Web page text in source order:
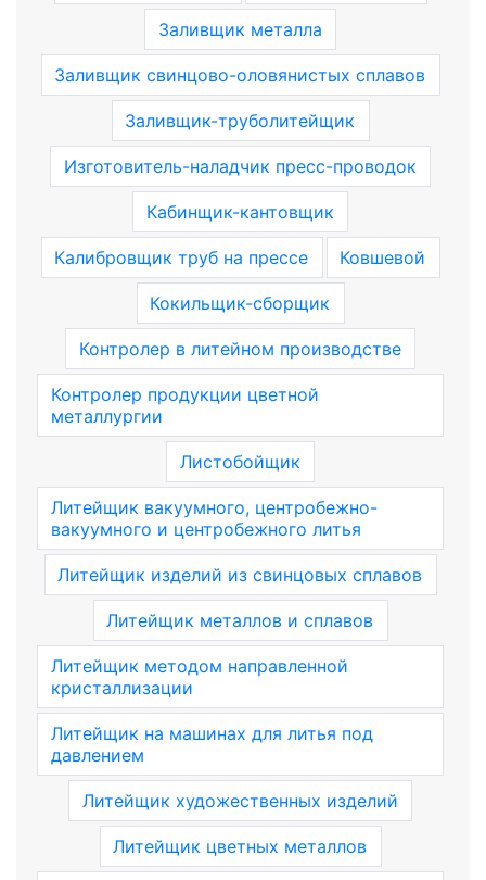
Заливщик металла
Заливщик свинцово-оловянистых сплавов
Заливщик-труболитейщик
Изготовитель-наладчик пресс-проводок
Кабинщик-кантовщик
Калибровщик труб на прессе Ковшевой
Кокильщик-сборщик
Контролер в литейном производстве
Контролер продукции цветной
металлургии
Листобойщик
Литейщик вакуумного, центробежно-
вакуумного и центробежного литья
Литейщик изделий из свинцовых сплавов
Литейщик металлов и сплавов
Литейщик методом направленной
кристаллизации
Литейщик на машинах для литья под
давлением
Литейщик художественных изделий
Литейщик цветных металлов